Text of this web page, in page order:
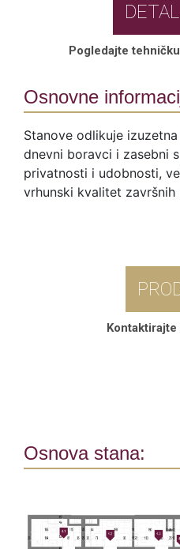
Pogledajte
Osnovne
Stanove odlikuje
dnevni boravci i zasebni
privatnosti i udobnosti,
vrhunski kvalitet završnih
Osnova stana: